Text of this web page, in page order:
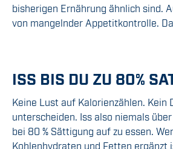
bisherigen Ernährung ähnlich sind.
von mangelnder Appetitkontrolle.
ISS BIS DU ZU 80%
Keine Lust auf Kalorienzählen. Kein
unterscheiden. Iss also niemals
bei 80 % Sättigung auf zu essen.
Kohlenhydraten und Fetten ergänzt